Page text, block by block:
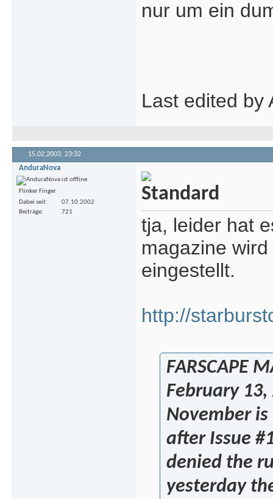
nur um ein
Last edited by
15.02.2003, 23:32
AnduraNova
Flinker Finger
Dabei seit
07.10.2002
Beiträge
721
tja, leider hat
magazine
eingestellt.
http://
FARSCAPE
February
November
after Issue
denied the
yesterday